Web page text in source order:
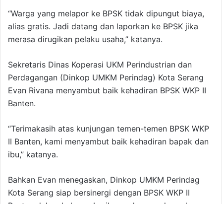
“Warga yang melapor ke BPSK tidak dipungut biaya,
alias gratis. Jadi datang dan laporkan ke BPSK jika
merasa dirugikan pelaku usaha,” katanya.
Sekretaris Dinas Koperasi UKM Perindustrian dan
Perdagangan (Dinkop UMKM Perindag) Kota Serang
Evan Rivana menyambut baik kehadiran BPSK WKP II
Banten.
“Terimakasih atas kunjungan temen-temen BPSK WKP
II Banten, kami menyambut baik kehadiran bapak dan
ibu,” katanya.
Bahkan Evan menegaskan, Dinkop UMKM Perindag
Kota Serang siap bersinergi dengan BPSK WKP II